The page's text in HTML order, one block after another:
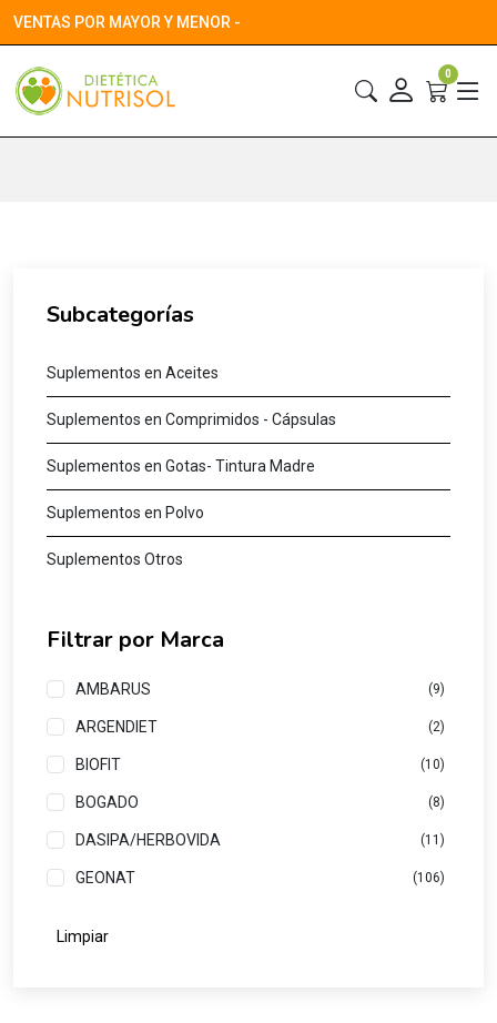
VENTAS POR MAYOR Y MENOR -
0
Subcategorías
Suplementos en Aceites
Suplementos en Comprimidos - Cápsulas
Suplementos en Gotas- Tintura Madre
Suplementos en Polvo
Suplementos Otros
Filtrar por Marca
AMBARUS (9)
ARGENDIET (2)
BIOFIT (10)
BOGADO (8)
DASIPA/HERBOVIDA (11)
GEONAT (106)
Limpiar